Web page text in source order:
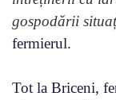
gospodării
fermierul.
Tot la Briceni,